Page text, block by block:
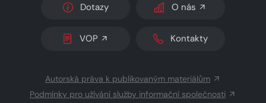
Dotazy O nás
VOP Kontakty
Autorská práva k publikovaným materiálům
Podmínky pro užívání služby informační společnosti